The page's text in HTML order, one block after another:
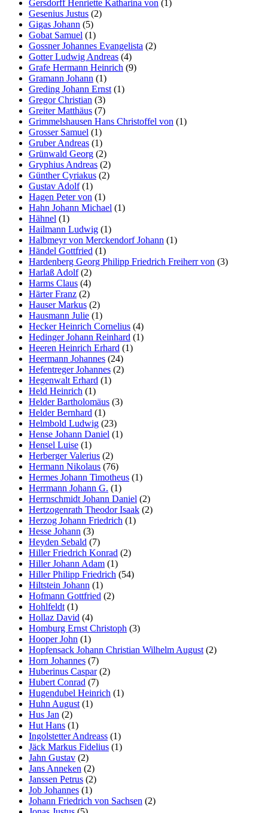
Gersdorff Henriette Katharina von (1)
Gesenius Justus (2)
Gigas Johann (5)
Gobat Samuel (1)
Gossner Johannes Evangelista (2)
Gotter Ludwig Andreas (4)
Grafe Hermann Heinrich (9)
Gramann Johann (1)
Greding Johann Ernst(1)
Gregor Christian (3)
Greiter Matthäus (7)
Grimmelshausen Hans Christoffel von (1)
Grosser Samuel (1)
Gruber Andreas (1)
Grünwald Georg (2)
Gryphius Andreas (2)
Günther Cyriakus (2)
Gustav Adolf(1)
Hagen Peter von (1)
Hahn Johann Michael (1)
Hähnel (1)
Hailmann Ludwig (1)
Halbmeyr von Merckendorf Johann (1)
Händel Gottfried (1)
Hardenberg Georg Philipp Friedrich Freiherr von (3)
Harlaß Adolf(2)
Harms Claus (4)
Härter Franz (2)
Hauser Markus (2)
Hausmann Julie (1)
Hecker Heinrich Cornelius (4)
Hedinger Johann Reinhard (1)
Heeren Heinrich Erhard (1)
Heermann Johannes (24)
Hefentreger Johannes (2)
Hegenwalt Erhard (1)
Held Heinrich (1)
Helder Bartholomäus (3)
Helder Bernhard (1)
Helmbold Ludwig (23)
Hense Johann Daniel (1)
Hensel Luise (1)
Herberger Valerius (2)
Hermann Nikolaus (76)
Hermes Johann Timotheus (1)
Herrmann Johann G. (1)
Herrnschmidt Johann Daniel (2)
Hertzogenrath Theodor Isaak (2)
Herzog Johann Friedrich (1)
Hesse Johann (3)
Heyden Sebald (7)
Hiller Friedrich Konrad (2)
Hiller Johann Adam (1)
Hiller Philipp Friedrich (54)
Hiltstein Johann (1)
Hofmann Gottfried (2)
Hohlfeldt(1)
Hollaz David (4)
Homburg Ernst Christoph (3)
Hooper John (1)
Hopfensack Johann Christian Wilhelm August(2)
Horn Johannes (7)
Huberinus Caspar(2)
Hubert Conrad (7)
Hugendubel Heinrich (1)
Huhn August(1)
Hus Jan (2)
Hut Hans (1)
Ingolstetter Andreass (1)
Jäck Markus Fidelius (1)
Jahn Gustav (2)
Jans Anneken (2)
Janssen Petrus (2)
Job Johannes (1)
Johann Friedrich von Sachsen (2)